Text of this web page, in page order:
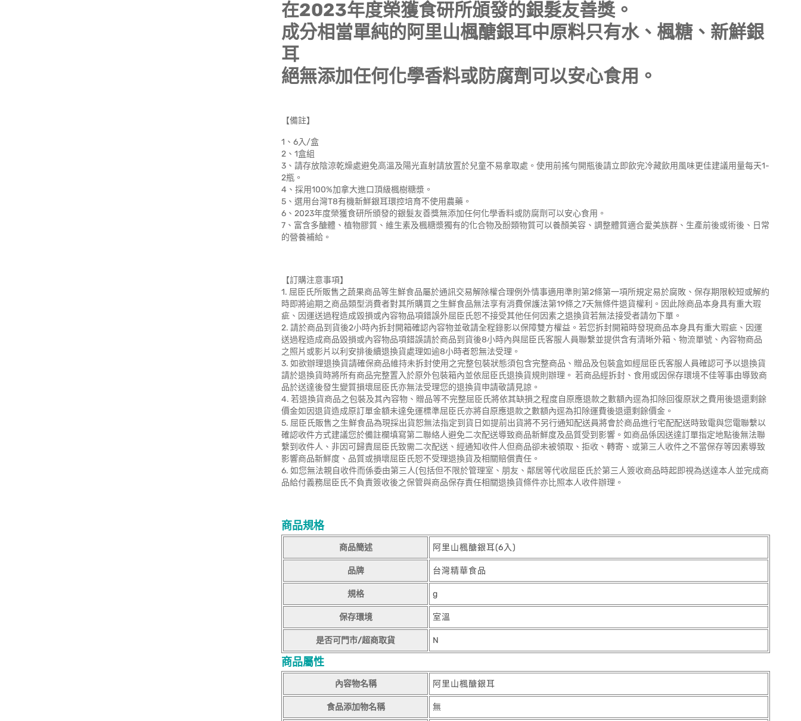
在2023年度榮獲食研所頒發的銀髮友善獎。
成分相當單純的阿里山楓醣銀耳中原料只有水、楓糖、新鮮銀
耳
絕無添加任何化學香料或防腐劑可以安心食用。
【備註】
1、6入/盒
2、1盒組
3、請存放陰涼乾燥處避免高溫及陽光直射請放置於兒童不易拿取處。使用前搖勻開瓶後請立即飲完冷藏飲用風味更佳建議用量每天1-
2瓶。
4、採用100%加拿大進口頂級楓樹糖漿。
5、選用台灣T8有機新鮮銀耳環控培育不使用農藥。
6、2023年度榮獲食研所頒發的銀髮友善獎無添加任何化學香料或防腐劑可以安心食用。
7、富含多醣體、植物膠質、維生素及楓糖漿獨有的化合物及酚類物質可以養顏美容、調整體質適合愛美族群、生產前後或術後、日常
的營養補給。
【訂購注意事項】
1. 屈臣氏所販售之蔬果商品等生鮮食品屬於通訊交易解除權合理例外情事適用準則第2條第一項所規定易於腐敗、保存期限較短或解約
時即將逾期之商品類型消費者對其所購買之生鮮食品無法享有消費保護法第19條之7天無條件退貨權利。因此除商品本身具有重大瑕
疵、因運送過程造成毀損或內容物品項錯誤外屈臣氏恕不接受其他任何因素之退換貨若無法接受者請勿下單。
2. 請於商品到貨後2小時內拆封開箱確認內容物並敬請全程錄影以保障雙方權益。若您拆封開箱時發現商品本身具有重大瑕疵、因運
送過程造成商品毀損或內容物品項錯誤請於商品到貨後8小時內與屈臣氏客服人員聯繫並提供含有清晰外箱、物流單號、內容物商品
之照片或影片以利安排後續退換貨處理如逾8小時者恕無法受理。
3. 如欲辦理退換貨請確保商品維持未拆封使用之完整包裝狀態須包含完整商品、贈品及包裝盒如經屈臣氏客服人員確認可予以退換貨
請於退換貨時將所有商品完整置入於原外包裝箱內並依屈臣氏退換貨規則辦理。 若商品經拆封、食用或因保存環境不佳等事由導致商
品於送達後發生變質損壞屈臣氏亦無法受理您的退換貨申請敬請見諒。
4. 若退換貨商品之包裝及其內容物、贈品等不完整屈臣氏將依其缺損之程度自原應退款之數額內逕為扣除回復原狀之費用後退還剩餘
價金如因退貨造成原訂單金額未達免運標準屈臣氏亦將自原應退款之數額內逕為扣除運費後退還剩餘價金。
5. 屈臣氏販售之生鮮食品為現採出貨恕無法指定到貨日如提前出貨將不另行通知配送員將會於商品進行宅配配送時致電與您電聯繫以
確認收件方式建議您於備註欄填寫第二聯絡人避免二次配送導致商品新鮮度及品質受到影響。如商品係因送達訂單指定地點後無法聯
繫到收件人、非因可歸責屈臣氏致需二次配送、經通知收件人但商品卻未被領取、拒收、轉寄、或第三人收件之不當保存等因素導致
影響商品新鮮度、品質或損壞屈臣氏恕不受理退換貨及相關賠償責任。
6. 如您無法親自收件而係委由第三人(包括但不限於管理室、朋友、鄰居等代收屈臣氏於第三人簽收商品時起即視為送達本人並完成商
品給付義務屈臣氏不負責簽收後之保管與商品保存責任相關退換貨條件亦比照本人收件辦理。
商品規格
商品簡述 阿里山楓醣銀耳(6入)
品牌 台灣精華食品
規格 g
保存環境 室溫
是否可門市/超商取貨 N
商品屬性
內容物名稱 阿里山楓醣銀耳
食品添加物名稱 無